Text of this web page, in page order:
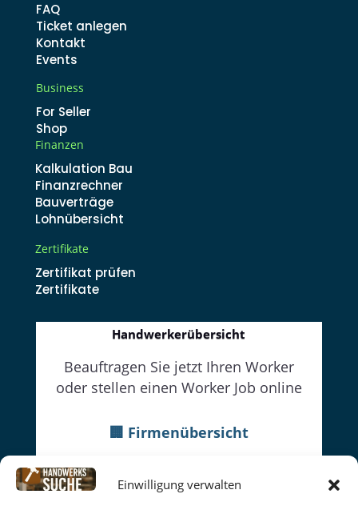
Einwilligung verwalten
FAQ
Ticket anlegen
Kontakt
Events
Business
For Seller
Shop
Finanzen
Kalkulation Bau
Finanzrechner
Bauverträge
Lohnübersicht
Zertifikate
Zertifikat prüfen
Zertifikate
Handwerkerübersicht
Beauftragen Sie jetzt Ihren Worker
oder stellen einen Worker Job online
🏢 Firmenübersicht
👷Worker